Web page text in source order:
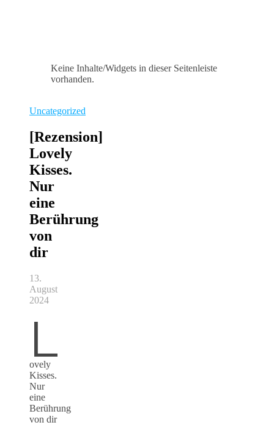
Keine Inhalte/Widgets in dieser Seitenleiste
vorhanden.
Uncategorized
[Rezension]
Lovely
Kisses.
Nur
eine
Berührung
von
dir
13.
August
2024
L
ovely
Kisses.
Nur
eine
Berührung
von dir